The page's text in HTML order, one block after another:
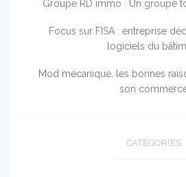
Groupe RD immo : Un groupe
Focus sur FISA : entreprise
logiciels du
Mod mécanique, les bonnes
son
CATÉGORIES